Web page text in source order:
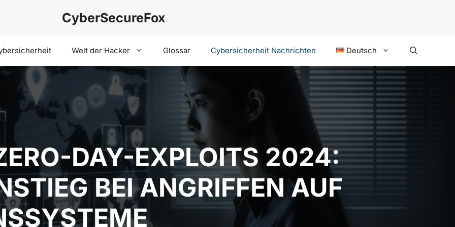
CyberSecureFox
Welt der Hacker Glossar Cybersicherheit Nachrichten Deutsch
DAY-EXPLOITS 2024:
BEI ANGRIFFEN AUF